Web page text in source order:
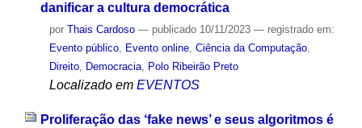
danificar a cultura democrática
por Thais Cardoso — publicado10/11/2023 — registrado em:
Evento público, Evento online, Ciência da Computação,
Direito, Democracia, Polo Ribeirão Preto
Localizado em EVENTOS
Proliferação das ‘fake news’ e seus algoritmos é